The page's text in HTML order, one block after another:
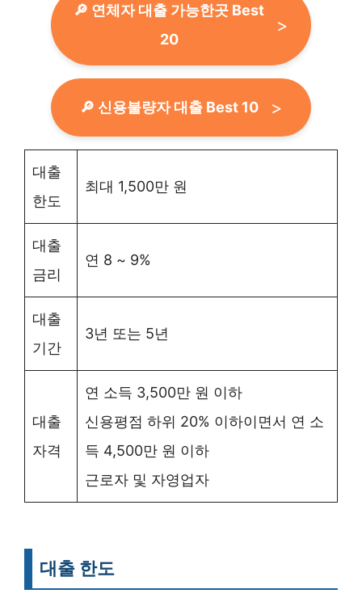
🔎 연체자 대출 가능한곳 Best
20
🔎 신용불량자 대출 Best 10
대출
한도
최대 1,500만 원
대출
금리
연 8 ~ 9%
대출
기간
3년 또는 5년
대출
자격
연 소득 3,500만 원 이하
신용평점 하위 20% 이하이면서 연 소
득 4,500만 원 이하
근로자 및 자영업자
대출 한도